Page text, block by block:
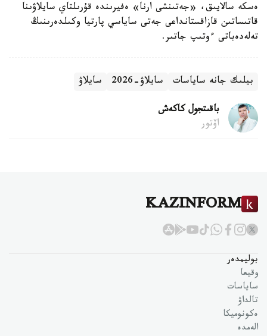
ەسكە سالايىق، «جەتىنشى ارنا» ەفيرىندە قۇرىلتاي سايلاۋىنا
قاتىساتىن قازاقستانداعى جەتى ساياسي پارتيا وكىلدەرىنىڭ
تەلەدەباتى ءوتىپ جاتىر.
بيلىك جانە ساياسات سايلاۋ-2026 سايلاۋ
باقىتجول كاكەش
اۆتور
KAZINFORM
بوليمدەر
وقيعا
ساياسات
تالداۋ
ەكونوميكا
الەمدە